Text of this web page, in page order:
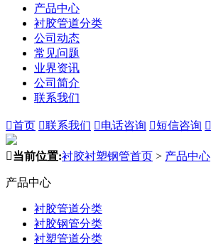
产品中心
衬胶管道分类
公司动态
常见问题
业界资讯
公司简介
联系我们
首页 联系我们 电话咨询 短信咨询 
当前位置:衬胶衬塑钢管首页 > 产品中心
产品中心
衬胶管道分类
衬胶钢管分类
衬塑管道分类